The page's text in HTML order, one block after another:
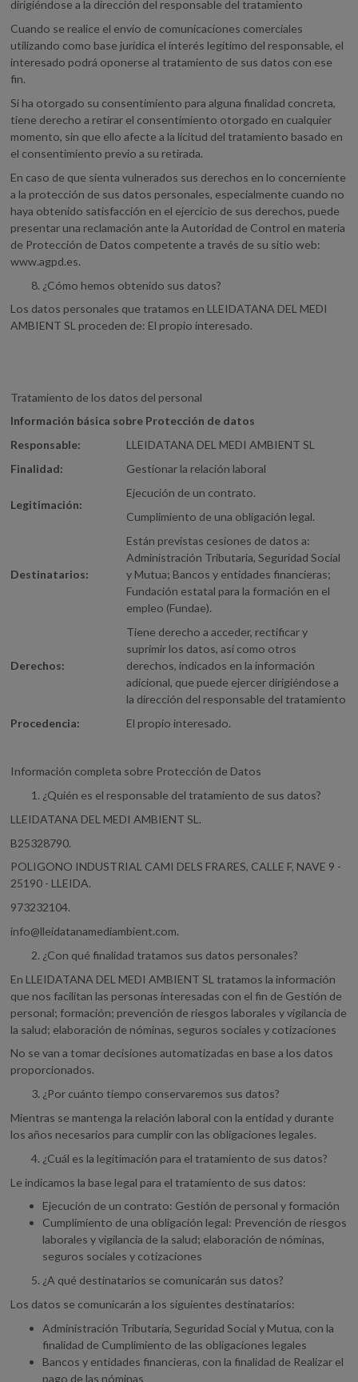
dirigiéndose a la dirección del responsable del tratamiento
Cuando se realice el envío de comunicaciones comerciales
utilizando como base jurídica el interés legítimo del responsable, el
interesado podrá oponerse al tratamiento de sus datos con ese
fin.
Si ha otorgado su consentimiento para alguna finalidad concreta,
tiene derecho a retirar el consentimiento otorgado en cualquier
momento, sin que ello afecte a la licitud del tratamiento basado en
el consentimiento previo a su retirada.
En caso de que sienta vulnerados sus derechos en lo concerniente
a la protección de sus datos personales, especialmente cuando no
haya obtenido satisfacción en el ejercicio de sus derechos, puede
presentar una reclamación ante la Autoridad de Control en materia
de Protección de Datos competente a través de su sitio web:
www.agpd.es.
¿Cómo hemos obtenido sus datos?
Los datos personales que tratamos en LLEIDATANA DEL MEDI
AMBIENT SL proceden de: El propio interesado.
Tratamiento de los datos del personal
Información básica sobre Protección de datos
Responsable:
LLEIDATANA DEL MEDI AMBIENT SL
Finalidad:
Gestionar la relación laboral
Legitimación:
Ejecución de un contrato.
Cumplimiento de una obligación legal.
Destinatarios:
Están previstas cesiones de datos a:
Administración Tributaria, Seguridad Social
y Mutua; Bancos y entidades financieras;
Fundación estatal para la formación en el
empleo (Fundae).
Derechos:
Tiene derecho a acceder, rectificar y
suprimir los datos, así como otros
derechos, indicados en la información
adicional, que puede ejercer dirigiéndose a
la dirección del responsable del tratamiento
Procedencia:
El propio interesado.
Información completa sobre Protección de Datos
¿Quién es el responsable del tratamiento de sus datos?
LLEIDATANA DEL MEDI AMBIENT SL.
B25328790.
POLIGONO INDUSTRIAL CAMI DELS FRARES, CALLE F, NAVE 9 -
25190 - LLEIDA.
973232104.
info@lleidatanamediambient.com.
¿Con qué finalidad tratamos sus datos personales?
En LLEIDATANA DEL MEDI AMBIENT SL tratamos la información
que nos facilitan las personas interesadas con el fin de Gestión de
personal; formación; prevención de riesgos laborales y vigilancia de
la salud; elaboración de nóminas, seguros sociales y cotizaciones
No se van a tomar decisiones automatizadas en base a los datos
proporcionados.
¿Por cuánto tiempo conservaremos sus datos?
Mientras se mantenga la relación laboral con la entidad y durante
los años necesarios para cumplir con las obligaciones legales.
¿Cuál es la legitimación para el tratamiento de sus datos?
Le indicamos la base legal para el tratamiento de sus datos:
Ejecución de un contrato: Gestión de personal y formación
Cumplimiento de una obligación legal: Prevención de riesgos
laborales y vigilancia de la salud; elaboración de nóminas,
seguros sociales y cotizaciones
¿A qué destinatarios se comunicarán sus datos?
Los datos se comunicarán a los siguientes destinatarios:
Administración Tributaria, Seguridad Social y Mutua, con la
finalidad de Cumplimiento de las obligaciones legales
Bancos y entidades financieras, con la finalidad de Realizar el
pago de las nóminas